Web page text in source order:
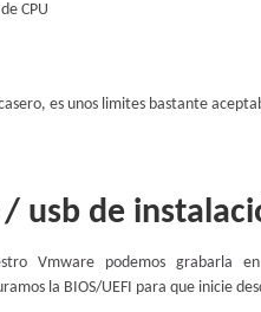
CPU
es unos limites bastante
usb de
Vmware podemos grabarla
la BIOS/UEFI para que inicie